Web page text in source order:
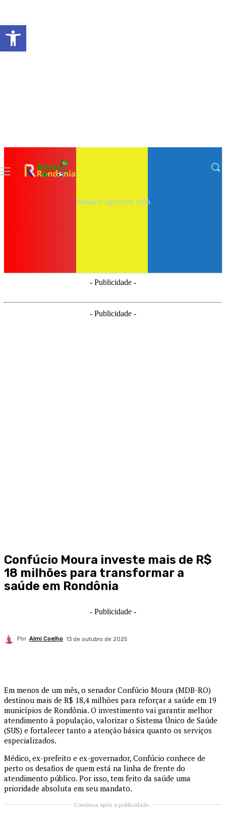
Sábado, Agosto 8, 2026
- Publicidade -
- Publicidade -
Confúcio Moura investe mais de R$
18 milhões para transformar a
saúde em Rondônia
- Publicidade -
Por Almi Coelho 13 de outubro de 2025
Em menos de um mês, o senador Confúcio Moura (MDB-RO)
destinou mais de R$ 18,4 milhões para reforçar a saúde em 19
municípios de Rondônia. O investimento vai garantir melhor
atendimento à população, valorizar o Sistema Único de Saúde
(SUS) e fortalecer tanto a atenção básica quanto os serviços
especializados.
Médico, ex-prefeito e ex-governador, Confúcio conhece de
perto os desafios de quem está na linha de frente do
atendimento público. Por isso, tem feito da saúde uma
prioridade absoluta em seu mandato.
Continua após a publicidade..
Abrir a barra de ferramentas